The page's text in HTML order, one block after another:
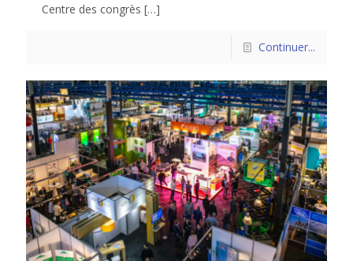
Centre des congrès […]
Continuer...